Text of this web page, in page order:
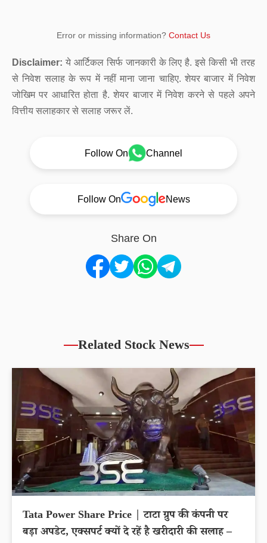
Error or missing information? Contact Us
Disclaimer: ये आर्टिकल सिर्फ जानकारी के लिए है. इसे किसी भी तरह
से निवेश सलाह के रूप में नहीं माना जाना चाहिए. शेयर बाजार में निवेश
जोखिम पर आधारित होता है. शेयर बाजार में निवेश करने से पहले अपने
वित्तीय सलाहकार से सलाह जरूर लें.
Follow On Channel
Follow On News
Share On
Related Stock News
Tata Power Share Price | टाटा ग्रुप की कंपनी पर
बड़ा अपडेट, एक्सपर्ट क्यों दे रहें है खरीदारी की सलाह –